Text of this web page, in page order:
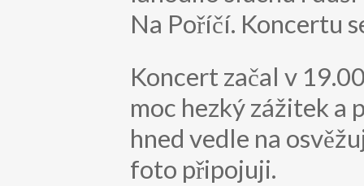
Na Poříčí. Koncertu
Koncert začal v
moc hezký zážitek a
hned vedle na
foto připojuji.